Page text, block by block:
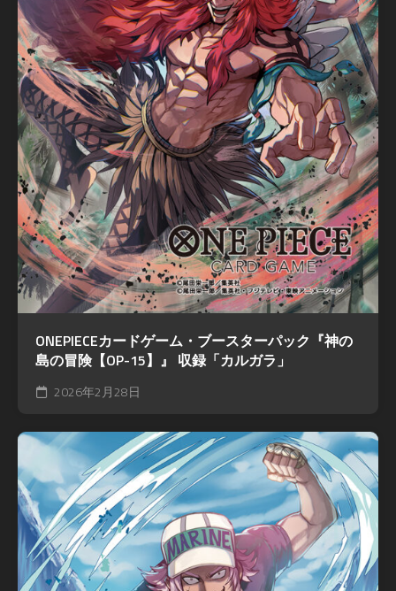
ONEPIECEカードゲーム・ブースターパック『神の
島の冒険【OP-15】』 収録「カルガラ」
2026年2月28日